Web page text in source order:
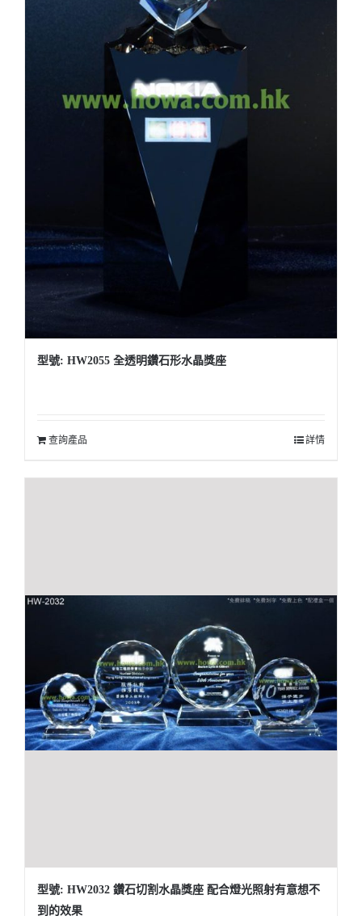
型號: HW2055 全透明鑽石形水晶獎座
查詢產品 詳情
型號: HW2032 鑽石切割水晶獎座 配合燈光照射有意想不
到的效果